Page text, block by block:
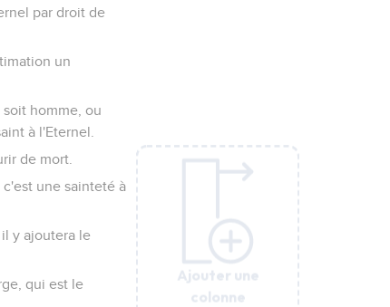
Ajouter une
colonne
par droit de
un
homme, ou
à l'Eternel.
de mort.
une sainteté à
y ajoutera le
qui est le
Ajouter une
colonne
Ajouter une
colonne
Ajouter une
colonne
Ajouter une
colonne